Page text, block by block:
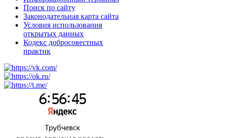
Поиск по сайту
Законодательная карта сайта
Условия использования
открытых данных
Кодекс добросовестных
практик